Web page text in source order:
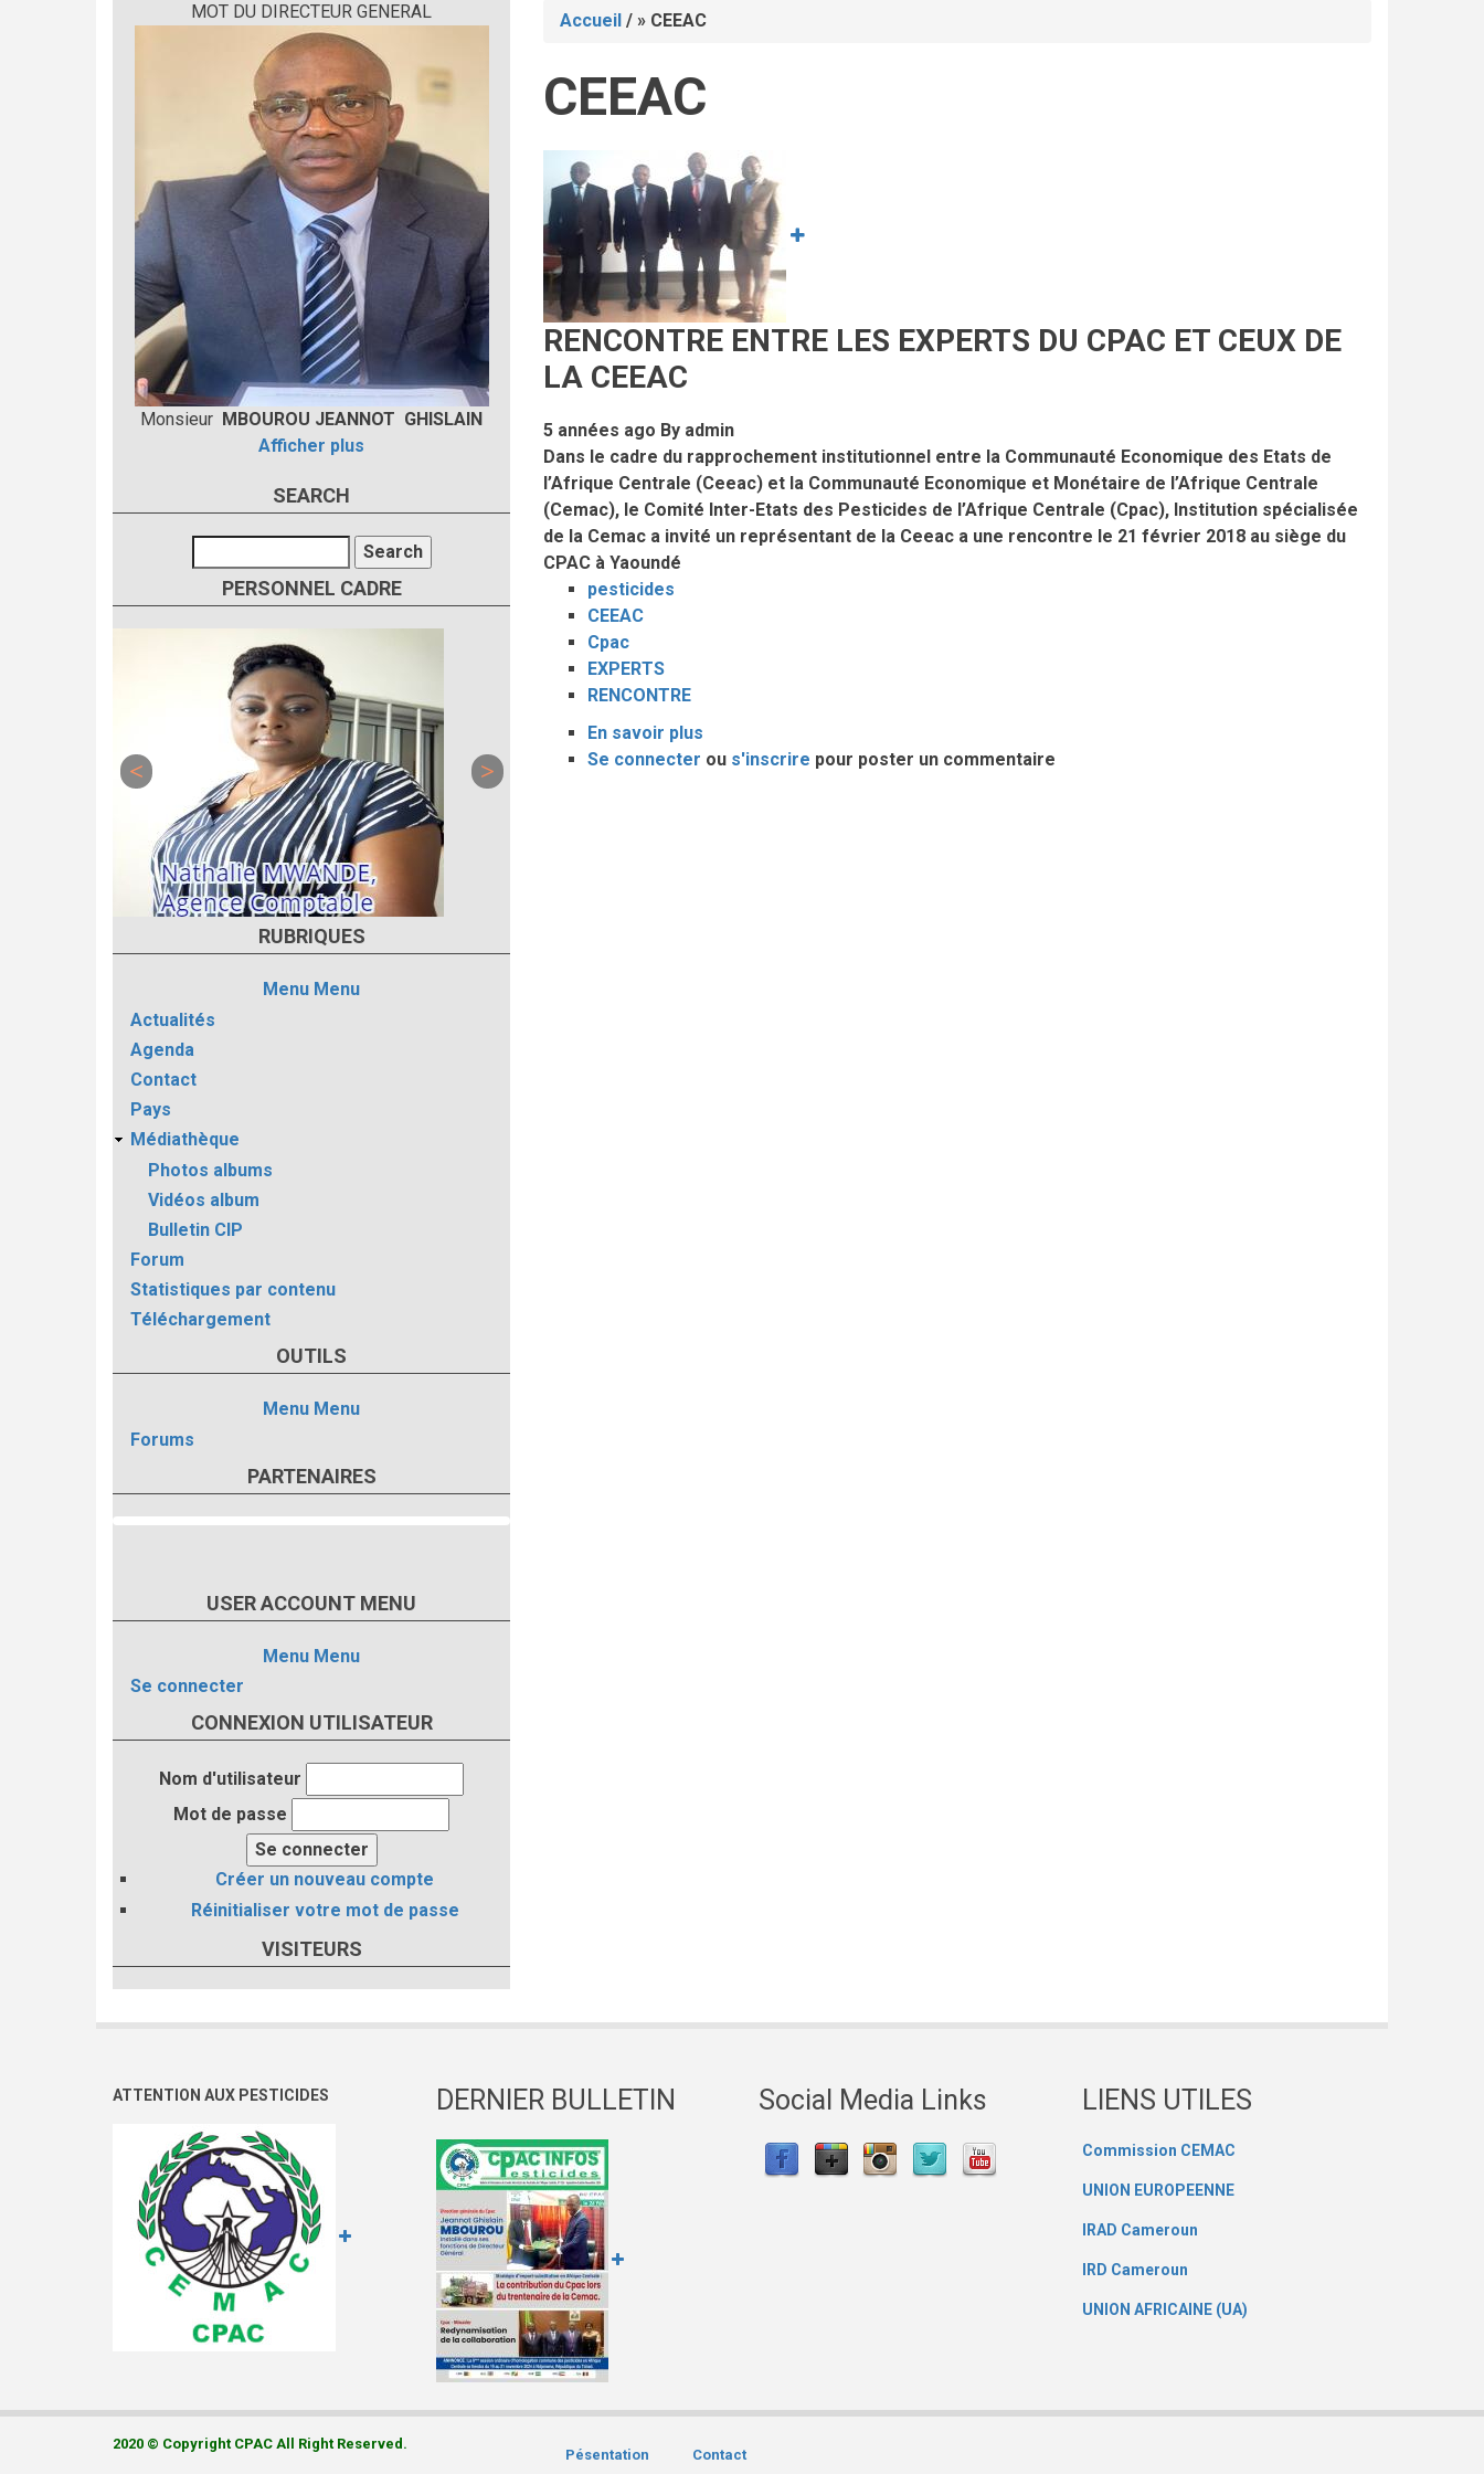
MOT DU DIRECTEUR GENERAL
Monsieur MBOUROU JEANNOT GHISLAIN
Afficher plus
SEARCH
PERSONNEL CADRE
RUBRIQUES
Menu Menu
Actualités
Agenda
Contact
Pays
Médiathèque
Photos albums
Vidéos album
Bulletin CIP
Forum
Statistiques par contenu
Téléchargement
OUTILS
Menu Menu
Forums
PARTENAIRES
USER ACCOUNT MENU
Menu Menu
Se connecter
CONNEXION UTILISATEUR
Nom d'utilisateur
Mot de passe
Créer un nouveau compte
Réinitialiser votre mot de passe
VISITEURS
d'Ariane
Accueil / CEEAC
CEEAC
Image
RENCONTRE ENTRE LES EXPERTS DU CPAC ET CEUX DE
LA CEEAC
5 années ago By admin
Dans le cadre du rapprochement institutionnel entre la Communauté Economique des Etats de
l’Afrique Centrale (Ceeac) et la Communauté Economique et Monétaire de l’Afrique Centrale
(Cemac), le Comité Inter-Etats des Pesticides de l’Afrique Centrale (Cpac), Institution spécialisée
de la Cemac a invité un représentant de la Ceeac a une rencontre le 21 février 2018 au siège du
CPAC à Yaoundé
pesticides
CEEAC
Cpac
EXPERTS
RENCONTRE
En savoir plus
RENCONTRE
Se connecter ou s'inscrire pour poster un commentaire
ATTENTION AUX PESTICIDES DERNIER BULLETIN Social Media Links LIENS UTILES
Commission CEMAC
UNION EUROPEENNE
IRAD Cameroun
IRD Cameroun
UNION AFRICAINE (UA)
2020 © Copyright CPAC All Right Reserved.
Pésentation Contact